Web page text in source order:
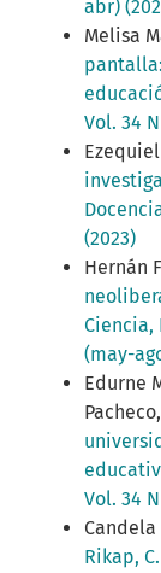
abr)
Melisa
Vol. 34
(2023)
Hernán
Ciencia,
(may-
Edurne
Pacheco,
Vol. 34
Candela
Rikap,